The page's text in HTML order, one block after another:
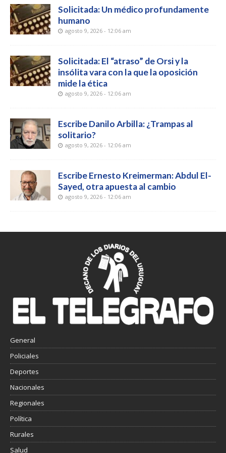
Solicitada: Un médico profundamente
humano
agosto 9, 2026 - 12:06 am
Solicitada: El “atraso” de Orsi y la
insólita vara con la que la oposición
mide la ética
agosto 9, 2026 - 12:06 am
Escribe Danilo Arbilla: ¿Trampas al
solitario?
agosto 9, 2026 - 12:06 am
Escribe Ernesto Kreimerman: Abdul El-
Sayed, otra apuesta al cambio
agosto 9, 2026 - 12:06 am
General
Policiales
Deportes
Nacionales
Regionales
Política
Rurales
Salud